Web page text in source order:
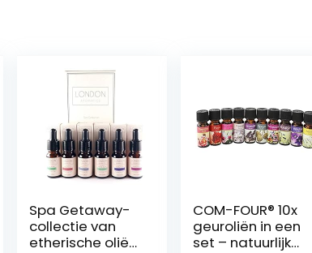
Spa Getaway-
collectie van
etherische oliën
COM-FOUR® 10x
geuroliën in een
set – natuurlijke